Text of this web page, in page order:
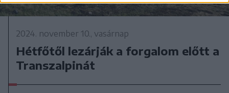
2024. november 10., vasárnap
Hétfőtől lezárják a forgalom előtt a
Transzalpinát